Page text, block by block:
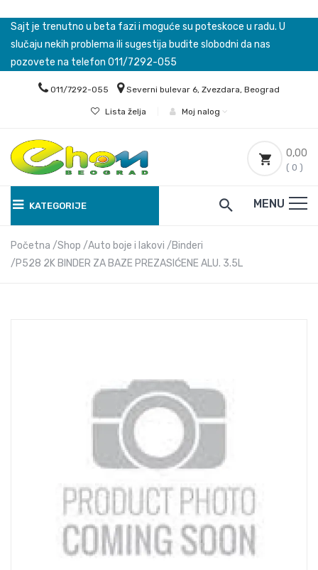
Sajt je trenutno u beta fazi i moguće su poteskoce u radu. U
slučaju nekih problema ili sugestija budite slobodni da nas
pozovete na telefon 011/7292-055
011/7292-055 Severni bulevar 6, Zvezdara, Beograd
Lista želja Moj nalog
0,00
( 0 )
KATEGORIJE MENU
Početna Shop Auto boje i lakovi
Binderi
P528 2K BINDER ZA BAZE PREZASIĆENE ALU. 3.5L